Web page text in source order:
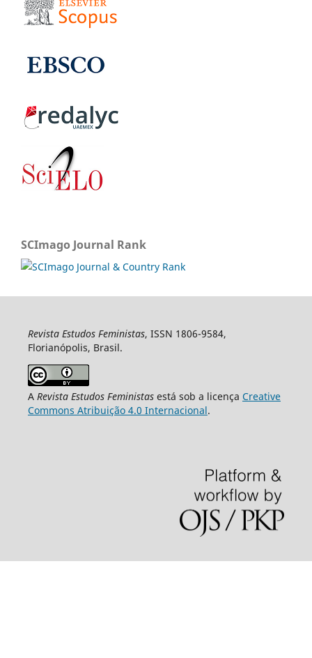
SCImago Journal Rank
Revista Estudos Feministas, ISSN 1806-9584,
Florianópolis, Brasil.
A Revista Estudos Feministasestá sob a licença Creative
Commons Atribuição 4.0 Internacional.